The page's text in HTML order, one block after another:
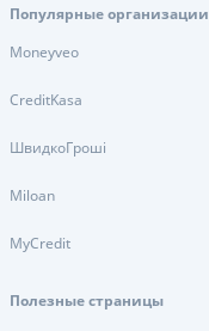
Популярные организации
Moneyveo
CreditKasa
ШвидкоГроші
Miloan
MyCredit
Полезные страницы